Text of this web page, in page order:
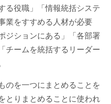
る役職」「情報統括システ
業をすすめる人材が必要
ジションにある」「各部署
チームを統括するリーダー
のを一つにまとめることを
とりまとめることに使われ